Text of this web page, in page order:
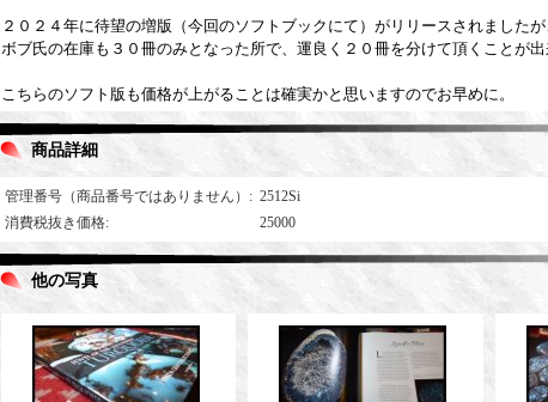
２０２４年に待望の増版（今回のソフトブックにて）がリリースされましたが
ボブ氏の在庫も３０冊のみとなった所で、運良く２０冊を分けて頂くことが出
こちらのソフト版も価格が上がることは確実かと思いますのでお早めに。
商品詳細
管理番号（商品番号ではありません） : 2512Si
消費税抜き価格: 25000
他の写真